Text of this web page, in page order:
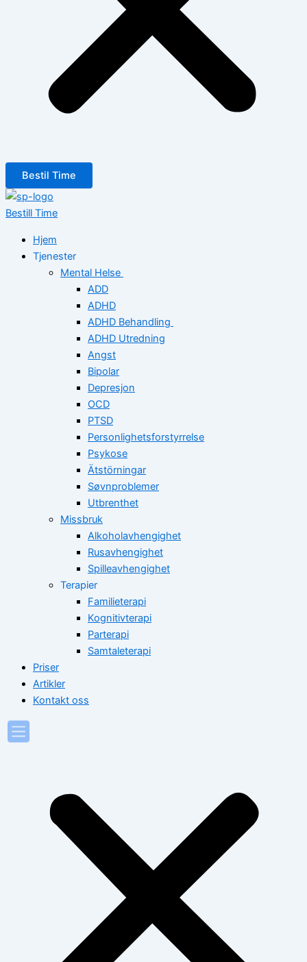
Bestil Time
Bestill Time
Hjem
Tjenester
Mental Helse
ADD
ADHD
ADHD Behandling
ADHD Utredning
Angst
Bipolar
Depresjon
OCD
PTSD
Personlighetsforstyrrelse
Psykose
Ätstörningar
Søvnproblemer
Utbrenthet
Missbruk
Alkoholavhengighet
Rusavhengighet
Spilleavhengighet
Terapier
Familieterapi
Kognitivterapi
Parterapi
Samtaleterapi
Priser
Artikler
Kontakt oss